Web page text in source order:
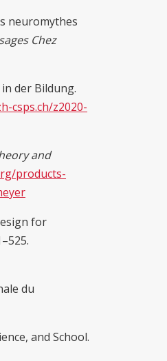
neuromythes
Chez
der Bildung.
csps.ch/z2020-
and
products-
for
du
and School.